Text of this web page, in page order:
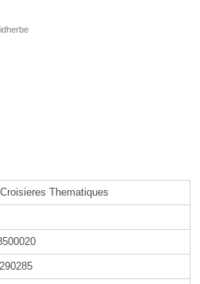
Thematiques